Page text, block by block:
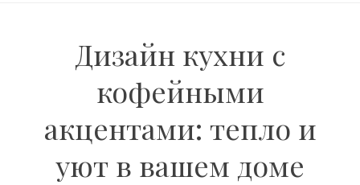
Дизайн кухни с
кофейными
акцентами: тепло и
уют в вашем доме